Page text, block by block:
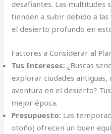
desafiantes. Las multitudes
tienden a subir debido a las
el desierto profundo en
Factores a Considerar al
Tus Intereses: ¿Buscas
explorar ciudades
aventura en el desierto?
mejor época.
Presupuesto: Las
otoño) ofrecen un buen